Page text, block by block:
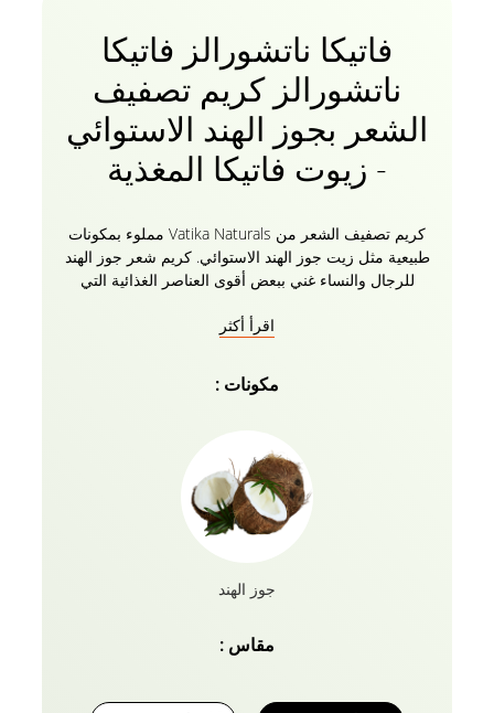
فاتيكا ناتشورالز فاتيكا
ناتشورالز كريم تصفيف
الشعر بجوز الهند الاستوائي
- زيوت فاتيكا المغذية
كريم تصفيف الشعر من Vatika Naturals مملوء بمكونات
طبيعية مثل زيت جوز الهند الاستوائي. كريم شعر جوز الهند
للرجال والنساء غني ببعض أقوى العناصر الغذائية التي
يمكنك أن تقول مرحبا للشعر الكثيف الكثيف!
اقرأ أكثر
مكونات :
جوز الهند
مقاس :